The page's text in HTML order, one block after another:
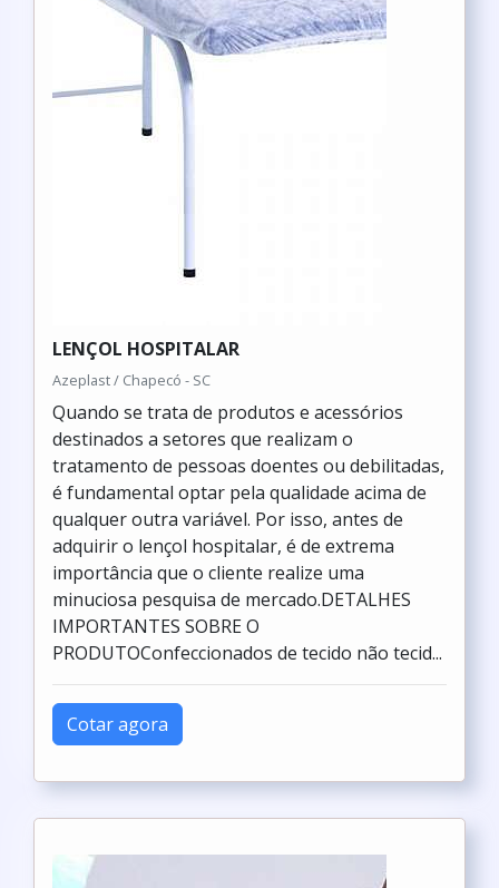
LENÇOL HOSPITALAR
Azeplast / Chapecó - SC
Quando se trata de produtos e acessórios
destinados a setores que realizam o
tratamento de pessoas doentes ou debilitadas,
é fundamental optar pela qualidade acima de
qualquer outra variável. Por isso, antes de
adquirir o lençol hospitalar, é de extrema
importância que o cliente realize uma
minuciosa pesquisa de mercado.DETALHES
IMPORTANTES SOBRE O
PRODUTOConfeccionados de tecido não tecid...
Cotar agora